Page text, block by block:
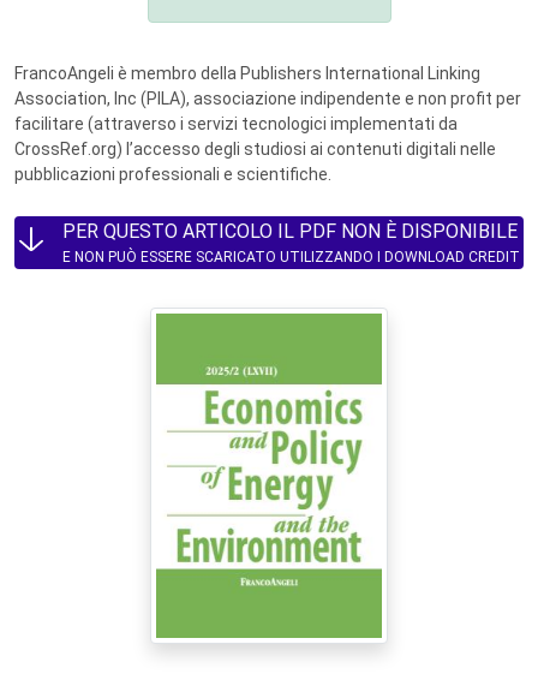
FrancoAngeli è membro della Publishers International Linking
Association, Inc (PILA), associazione indipendente e non profit per
facilitare (attraverso i servizi tecnologici implementati da
CrossRef.org) l’accesso degli studiosi ai contenuti digitali nelle
pubblicazioni professionali e scientifiche.
PER QUESTO ARTICOLO IL PDF NON È DISPONIBILE
E NON PUÒ ESSERE SCARICATO UTILIZZANDO I DOWNLOAD CREDIT